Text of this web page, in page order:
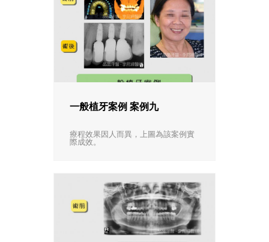
一般植牙案例 案例九
療程效果因人而異，上圖為該案例實
際成效。